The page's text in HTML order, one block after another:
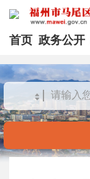
首页 政务公开